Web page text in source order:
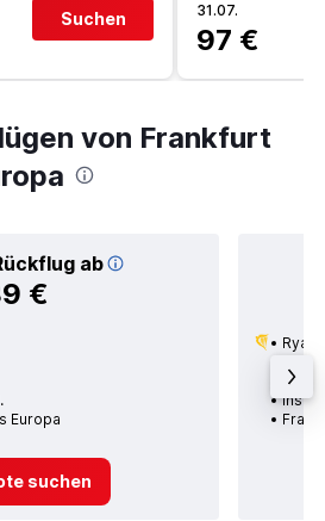
Suchen
31.07.
97 €
von Frankfurt
ab
€
Europa
suchen
1